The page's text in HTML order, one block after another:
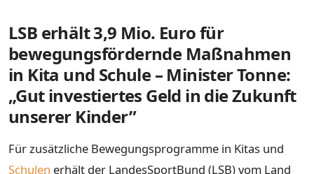
LSB erhält 3,9 Mio. Euro für
bewegungsfördernde Maßnahmen
in Kita und Schule – Minister Tonne:
„Gut investiertes Geld in die Zukunft
unserer Kinder”
Für zusätzliche Bewegungsprogramme in Kitas und
Schulen erhält der LandesSportBund (LSB) vom Land